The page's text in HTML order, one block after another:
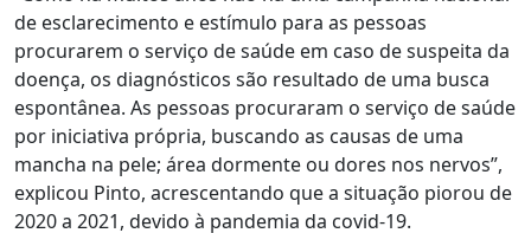
de esclarecimento e estímulo para as pessoas
procurarem o serviço de saúde em caso de suspeita da
doença, os diagnósticos são resultado de uma busca
espontânea. As pessoas procuraram o serviço de saúde
por iniciativa própria, buscando as causas de uma
mancha na pele; área dormente ou dores nos nervos”,
explicou Pinto, acrescentando que a situação piorou de
2020 a 2021, devido à pandemia da covid-19.